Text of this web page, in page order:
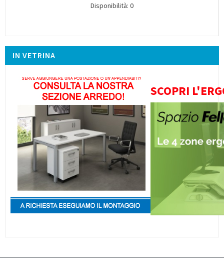
Disponibilità: 0
IN VETRINA
SCOPRI